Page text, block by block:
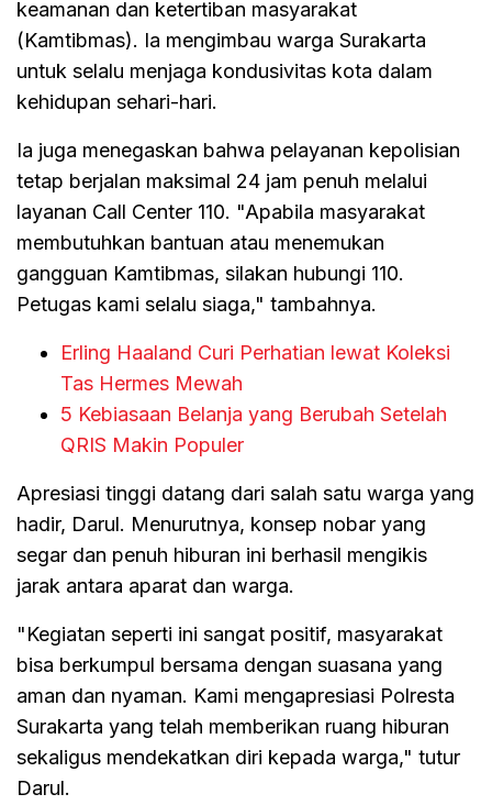
keamanan dan ketertiban masyarakat
(Kamtibmas). Ia mengimbau warga Surakarta
untuk selalu menjaga kondusivitas kota dalam
kehidupan sehari-hari.
Ia juga menegaskan bahwa pelayanan kepolisian
tetap berjalan maksimal 24 jam penuh melalui
layanan Call Center 110. "Apabila masyarakat
membutuhkan bantuan atau menemukan
gangguan Kamtibmas, silakan hubungi 110.
Petugas kami selalu siaga," tambahnya.
Erling Haaland Curi Perhatian lewat Koleksi
Tas Hermes Mewah
5 Kebiasaan Belanja yang Berubah Setelah
QRIS Makin Populer
Apresiasi tinggi datang dari salah satu warga yang
hadir, Darul. Menurutnya, konsep nobar yang
segar dan penuh hiburan ini berhasil mengikis
jarak antara aparat dan warga.
"Kegiatan seperti ini sangat positif, masyarakat
bisa berkumpul bersama dengan suasana yang
aman dan nyaman. Kami mengapresiasi Polresta
Surakarta yang telah memberikan ruang hiburan
sekaligus mendekatkan diri kepada warga," tutur
Darul.